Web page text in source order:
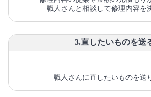
職人さんと相談して修理内容を
3.直したいものを送
職人さんに直したいものを送